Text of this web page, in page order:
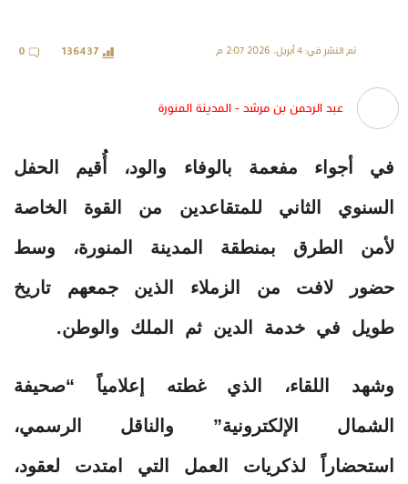
تم النشر في: 4 أبريل، 2026 2:07 م 136437
0
عبد الرحمن بن مرشد - المدينة المنورة
في أجواء مفعمة بالوفاء والود، أُقيم الحفل
السنوي الثاني للمتقاعدين من القوة الخاصة
لأمن الطرق بمنطقة المدينة المنورة، وسط
حضور لافت من الزملاء الذين جمعهم تاريخ
طويل في خدمة الدين ثم الملك والوطن.
وشهد اللقاء، الذي غطته إعلامياً “صحيفة
الشمال الإلكترونية” والناقل الرسمي،
استحضاراً لذكريات العمل التي امتدت لعقود،